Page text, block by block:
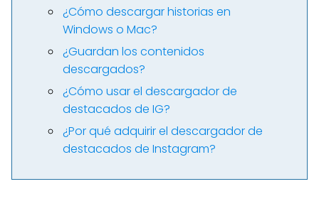
¿Cómo descargar historias en
Windows o Mac?
¿Guardan los contenidos
descargados?
¿Cómo usar el descargador de
destacados de IG?
¿Por qué adquirir el descargador de
destacados de Instagram?